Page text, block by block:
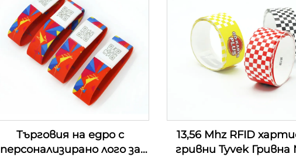
Търговия на едро с
персонализирано лого за
13,56 Mhz RFID
гривни Tyvek Гривна